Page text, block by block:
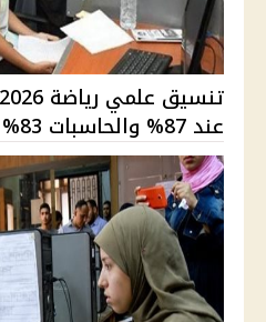
عند 87% والحاسبات 83% وأماكن بال...